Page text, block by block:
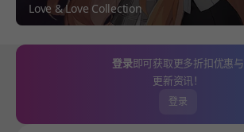
Love & Love Collection
登录即可获取更多折扣优惠与
更新资讯！
登录